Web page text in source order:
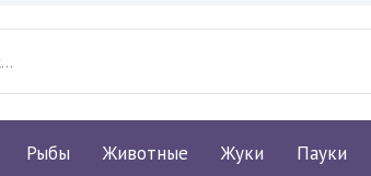
Рыбы Животные Жуки Пауки